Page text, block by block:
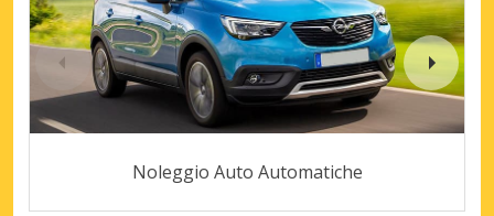
Noleggio Auto Automatiche